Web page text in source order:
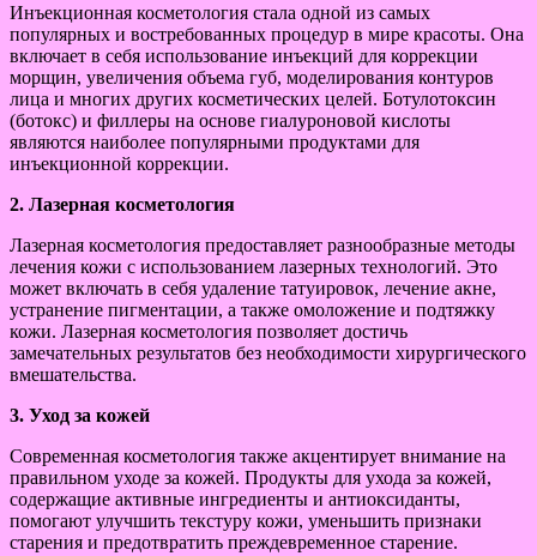
Инъекционная косметология стала одной из самых
популярных и востребованных процедур в мире красоты. Она
включает в себя использование инъекций для коррекции
морщин, увеличения объема губ, моделирования контуров
лица и многих других косметических целей. Ботулотоксин
(ботокс) и филлеры на основе гиалуроновой кислоты
являются наиболее популярными продуктами для
инъекционной коррекции.
2. Лазерная косметология
Лазерная косметология предоставляет разнообразные методы
лечения кожи с использованием лазерных технологий. Это
может включать в себя удаление татуировок, лечение акне,
устранение пигментации, а также омоложение и подтяжку
кожи. Лазерная косметология позволяет достичь
замечательных результатов без необходимости хирургического
вмешательства.
3. Уход за кожей
Современная косметология также акцентирует внимание на
правильном уходе за кожей. Продукты для ухода за кожей,
содержащие активные ингредиенты и антиоксиданты,
помогают улучшить текстуру кожи, уменьшить признаки
старения и предотвратить преждевременное старение.